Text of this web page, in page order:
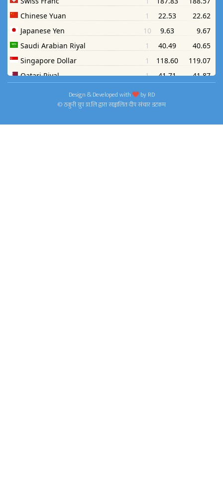
Design & Developed with byRD
© ठकुरी ग्रुप प्रा.लि द्वारा सञ्चालित दीप संचार डटकम